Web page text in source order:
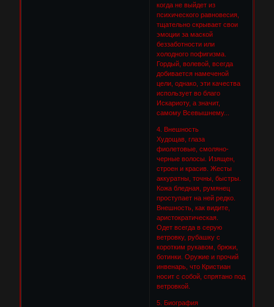
когда не выйдет из
психического равновесия,
тщательно скрывает свои
эмоции за маской
беззаботности или
холодного пофигизма.
Гордый, волевой, всегда
добивается намеченой
цели, однако, эти качества
использует во благо
Искариоту, а значит,
самому Всевышнему...
4. Внешность
Худощав, глаза
фиолетовые, смоляно-
черные волосы. Изящен,
строен и красив. Жесты
аккуратны, точны, быстры.
Кожа бледная, румянец
проступает на ней редко.
Внешность, как видите,
аристократическая.
Одет всегда в серую
ветровку, рубашку с
коротким рукавом, брюки,
ботинки. Оружие и прочий
инвенарь, что Кристиан
носит с собой, спрятано под
ветровкой.
5. Биография